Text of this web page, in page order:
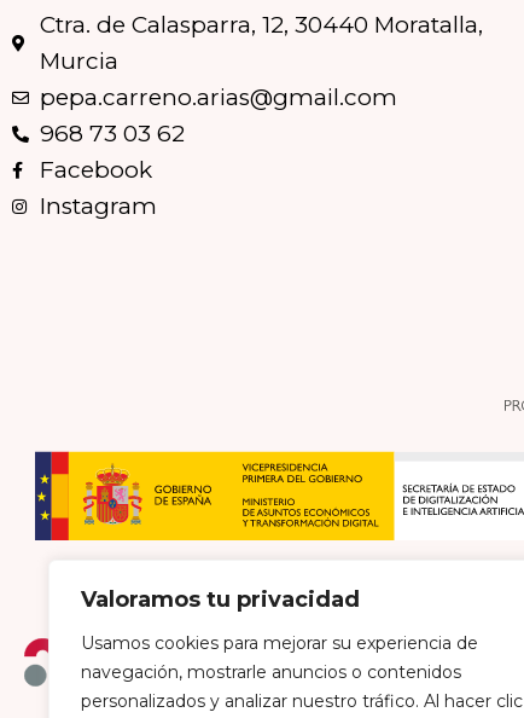
Valoramos tu privacidad
Usamos cookies para mejorar su experiencia de
navegación, mostrarle anuncios o contenidos
personalizados y analizar nuestro tráfico. Al hacer clic
Ctra. de Calasparra, 12, 30440 Moratalla,
Murcia
pepa.carreno.arias@gmail.com
968 73 03 62
Facebook
Instagram